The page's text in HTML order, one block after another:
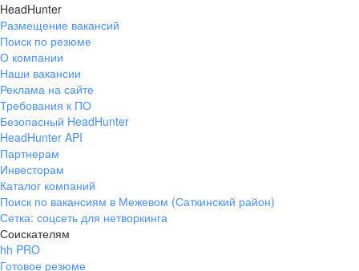
HeadHunter
Размещение вакансий
Поиск по резюме
О компании
Наши вакансии
Реклама на сайте
Требования к ПО
Безопасный HeadHunter
HeadHunter API
Партнерам
Инвесторам
Каталог компаний
Поиск по вакансиям в Межевом (Саткинский район)
Сетка: соцсеть для нетворкинга
Соискателям
hh PRO
Готовое резюме